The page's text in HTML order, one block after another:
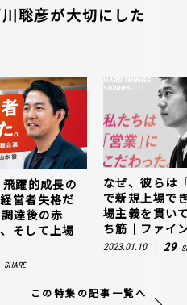
聡彦が大切にした
躍的成長の
営者失格だ
達後の赤
そして上場
SHARE
なぜ、彼らは
で新規上場で
場主義を貫い
ち筋｜ファイ
2023.01.10 29
この特集の記事一覧へ